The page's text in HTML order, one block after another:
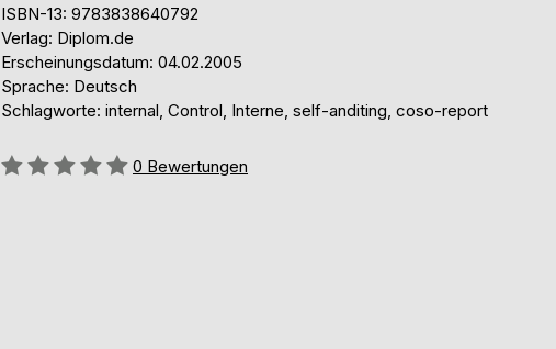
ISBN-13: 9783838640792
Verlag: Diplom.de
Erscheinungsdatum: 04.02.2005
Sprache: Deutsch
Schlagworte: internal, Control, Interne, self-anditing, coso-report
Bewertung::
0 Bewertungen